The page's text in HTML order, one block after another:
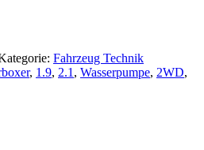
Fahrzeug Technik
, 1.9, 2.1, Wasserpumpe, 2WD,